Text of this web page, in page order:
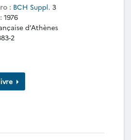
: BCH Suppl. 3
1976
d’Athènes
2